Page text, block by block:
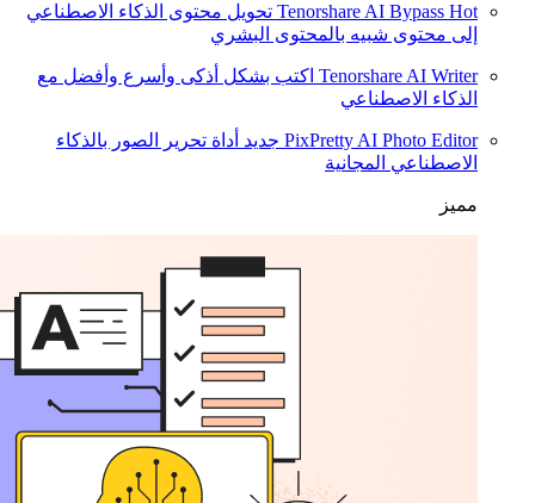
Tenorshare AI Bypass Hot
تحويل محتوى الذكاء الاصطناعي
إلى محتوى شبيه بالمحتوى البشري
Tenorshare AI Writer اكتب بشكل أذكى وأسرع وأفضل مع
الذكاء الاصطناعي
PixPretty AI Photo Editor جديد أداة تحرير الصور بالذكاء
الاصطناعي المجانية
مميز